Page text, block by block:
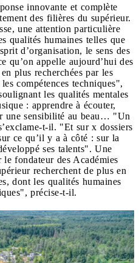
innovante et complète
des filières du supérieur.
une attention particulière
qualités humaines telles que
d’organisation, le sens des
qu’on appelle aujourd’hui des
plus recherchées par les
compétences techniques",
les qualités mentales
: apprendre à écouter,
une sensibilité au beau… "Un
t-il. "Et sur x dossiers
ce qu’il y a à côté : sur la
ses talents". Une
fondateur des Académies
recherchent de plus en
dont les qualités humaines
précise-t-il.